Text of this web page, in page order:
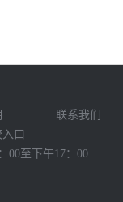
联系我们
口
00至下午17：00